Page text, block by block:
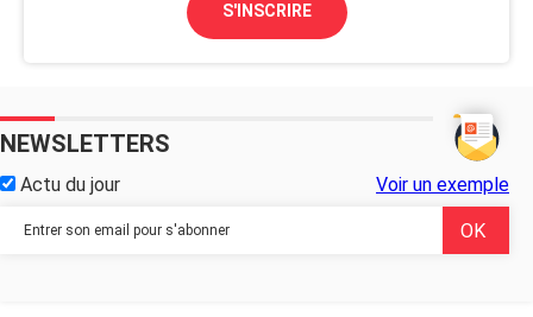
S'INSCRIRE
NEWSLETTERS
Actu du jour Voir un exemple